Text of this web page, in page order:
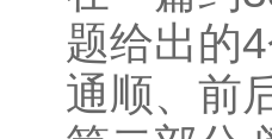
题给出的
通顺、前